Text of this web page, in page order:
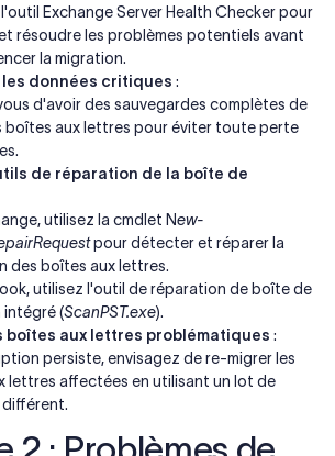
Exchange Server Health Checker pour
résoudre les problèmes potentiels avant
la migration.
les données critiques :
d'avoir des sauvegardes complètes de
boîtes aux lettres pour éviter toute perte
de réparation de la boîte de
utilisez la cmdlet New-
pour détecter et réparer la
des boîtes aux lettres.
utilisez l'outil de réparation de boîte de
(ScanPST.exe).
boîtes aux lettres problématiques :
persiste, envisagez de re-migrer les
lettres affectées en utilisant un lot de